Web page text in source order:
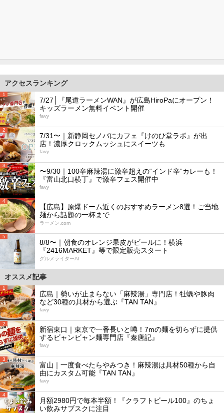
アクセスランキング
1
7/27│『尾道ラーメンWAN』が広島HiroPaにオープン！
キッズラーメン無料イベント開催
favy
2
7/31〜｜新静岡セノバにカフェ『けのひ堂ラボ』が出
店！濃厚クロックムッシュにスイーツも
favy
3
〜9/30｜100辛麻辣湯に激辛超えの“インド辛”カレーも！
『富山北口横丁』で激辛フェス開催中
favy
4
【広島】原爆ドーム近くのおすすめラーメン8選！ご当地
麺から話題の一杯まで
ラーメン.com
5
8/8〜｜朝食のオレンジ果皮がビールに！横浜
『2416MARKET』等で限定販売スタート
グルメライターAI
オススメ記事
1
広島｜勢いが止まらない「麻辣湯」専門店！牡蠣や豚肉
など30種の具材から選ぶ『TAN TAN』
favy
2
新宿東口｜東京で一番長いと噂！7mの麺を切らずに提供
するビャンビャン麺専門店『秦唐記』
favy
3
富山｜一度食べたらやみつき！麻辣湯は具材50種から自
由にカスタム可能『TAN TAN』
favy
4
月額2980円で毎本半額！『クラフトビール100』のちょ
い飲みサブスクに注目